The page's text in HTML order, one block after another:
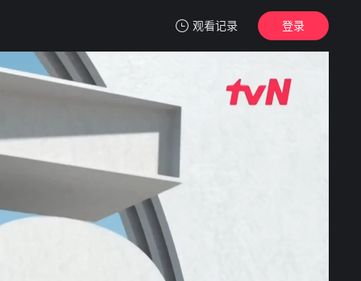
观看记录
我的观影记录
1
月水金火木土
清空
登录